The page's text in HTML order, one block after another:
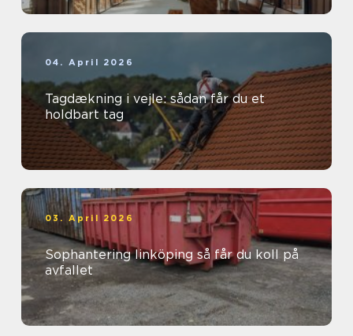
04. April 2026
Tagdækning i vejle: sådan får du et
holdbart tag
03. April 2026
Sophantering linköping så får du koll på
avfallet